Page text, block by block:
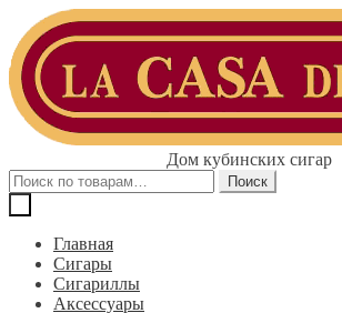
Перейти
навигации
Перейти
содержимому
Дом кубинских сигар
Искать:
Поиск
Главная
Сигары
Сигариллы
Аксессуары